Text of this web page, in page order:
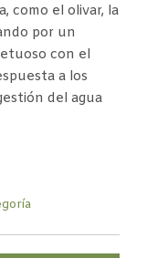
como el olivar, la
por un
con el
a los
del agua